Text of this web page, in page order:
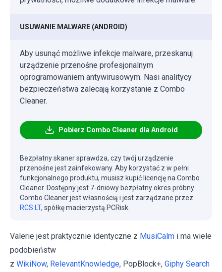
USUWANIE MALWARE (ANDROID)
Aby usunąć możliwe infekcje malware, przeskanuj
urządzenie przenośne profesjonalnym
oprogramowaniem antywirusowym. Nasi analitycy
bezpieczeństwa zalecają korzystanie z Combo
Cleaner.
Pobierz Combo Cleaner dla Android
Bezpłatny skaner sprawdza, czy twój urządzenie
przenośne jest zainfekowany. Aby korzystać z w pełni
funkcjonalnego produktu, musisz kupić licencję na Combo
Cleaner. Dostępny jest 7-dniowy bezpłatny okres próbny.
Combo Cleaner jest własnością i jest zarządzane przez
RCS LT, spółkę macierzystą PCRisk.
Valerie jest praktycznie identyczne z MusiCalm i ma wiele
podobieństw
z WikiNow, RelevantKnowledge, PopBlock+, Giphy Search